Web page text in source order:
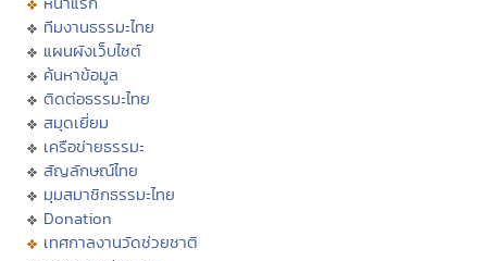
ทีมงานธรรมะไทย
แผนผังเว็บไซต์
ค้นหาข้อมูล
ติดต่อธรรมะไทย
สมุดเยี่ยม
เครือข่ายธรรมะ
สัญลักษณ์ไทย
มุมสมาชิกธรรมะไทย
Donation
เทศกาลงานวัดช่วยชาติ